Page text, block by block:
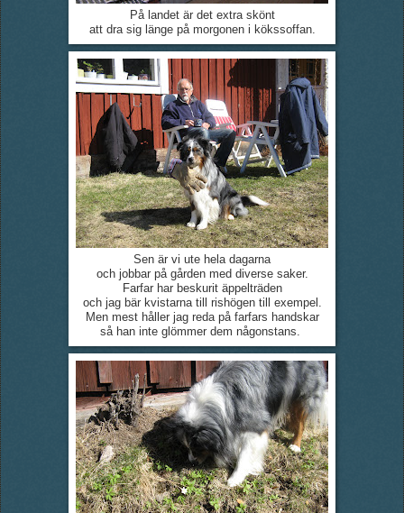
På landet är det extra skönt
att dra sig länge på morgonen i kökssoffan.
Sen är vi ute hela dagarna
och jobbar på gården med diverse saker.
Farfar har beskurit äppelträden
och jag bär kvistarna till rishögen till exempel.
Men mest håller jag reda på farfars handskar
så han inte glömmer dem någonstans.